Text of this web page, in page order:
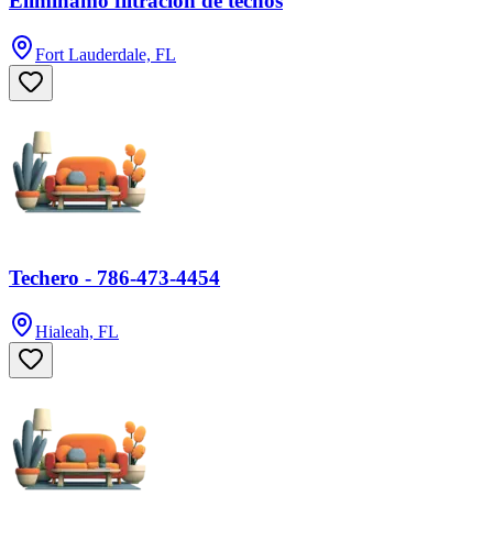
Fort Lauderdale, FL
Techero - 786-473-4454
Hialeah, FL